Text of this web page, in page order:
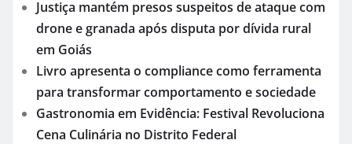
Justiça mantém presos suspeitos de ataque com
drone e granada após disputa por dívida rural
em Goiás
Livro apresenta o compliance como ferramenta
para transformar comportamento e sociedade
Gastronomia em Evidência: Festival Revoluciona
Cena Culinária no Distrito Federal